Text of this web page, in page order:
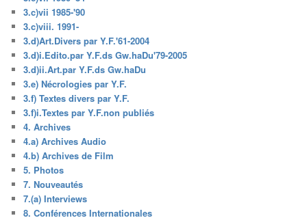
3.c)vii 1985-'90
3.c)viii. 1991-
3.d)Art.Divers par Y.F.'61-2004
3.d)i.Edito.par Y.F.ds Gw.haDu'79-2005
3.d)ii.Art.par Y.F.ds Gw.haDu
3.e) Nécrologies par Y.F.
3.f) Textes divers par Y.F.
3.f)i.Textes par Y.F.non publiés
4. Archives
4.a) Archives Audio
4.b) Archives de Film
5. Photos
7. Nouveautés
7.(a) Interviews
8. Conférences Internationales